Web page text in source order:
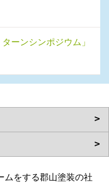
ーンシンポジウム」
ムをする郡山塗装の社